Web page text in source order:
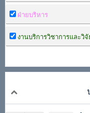
ฝ่ายบริหาร
งานบริการวิชาการและวิ